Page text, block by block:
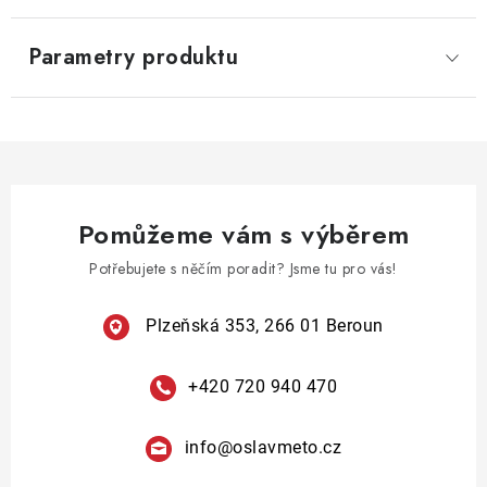
Parametry produktu
Pomůžeme vám s výběrem
Potřebujete s něčím poradit? Jsme tu pro vás!
Plzeňská 353, 266 01 Beroun
+420 720 940 470
info@oslavmeto.cz